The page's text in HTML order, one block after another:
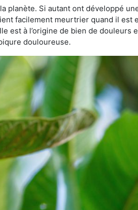
planète. Si autant ont développé
facilement meurtrier quand il est
est à l’origine de bien de douleurs
douloureuse.